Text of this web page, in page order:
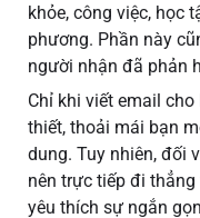
khỏe, công việc, học
phương. Phần này
người nhận đã phản
Chỉ khi viết email
thiết, thoải mái bạn
dung. Tuy nhiên, đối
nên trực tiếp đi
yêu thích sự ngắn